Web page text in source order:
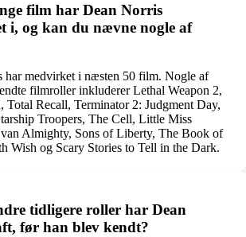
film har Dean Norris
i, og kan du nævne nogle af
har medvirket i næsten 50 film. Nogle af
filmroller inkluderer Lethal Weapon 2,
Recall, Terminator 2: Judgment Day,
Troopers, The Cell, Little Miss
Almighty, Sons of Liberty, The Book of
Wish og Scary Stories to Tell in the Dark.
tidligere roller har Dean
før han blev kendt?